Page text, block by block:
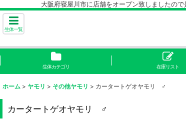
大阪府寝屋川市に店舗をオープン致しましたので
生体一覧
生体カテゴリ 在庫リスト
ホーム > ヤモリ > その他ヤモリ > カータートゲオヤモリ ♂
カータートゲオヤモリ ♂